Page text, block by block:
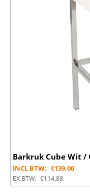
Barkruk Cube Wit /
INCL BTW: €139,00
EX BTW: €114,88